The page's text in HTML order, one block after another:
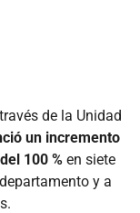
de la Unidad
un incremento
100 % en siete
y a